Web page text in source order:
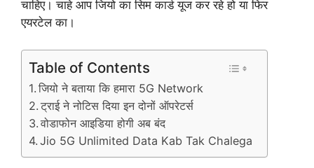
चाहिए। चाहे आप जियो का सिम कार्ड यूज कर रहे हो या फिर
एयरटेल का।
Table of Contents
जियो ने बताया कि हमारा 5G Network
ट्राई ने नोटिस दिया इन दोनों ऑपरेटर्स
वोडाफोन आइडिया होगी अब बंद
Jio 5G Unlimited Data Kab Tak Chalega